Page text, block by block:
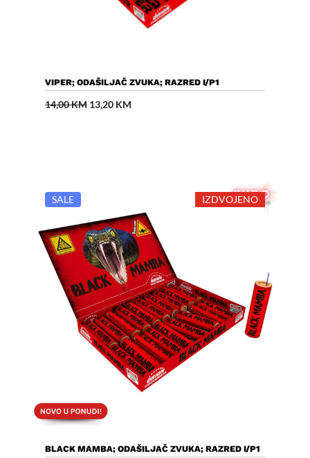
Dodaj U Košaricu
VIPER; ODAŠILJAČ ZVUKA; RAZRED I/P1
14,00KM Izvorna
cijena
13,20 KMTrenutna
SALE IZDVOJENO
Dodaj U Košaricu
BLACK MAMBA; ODAŠILJAČ ZVUKA; RAZRED I/P1